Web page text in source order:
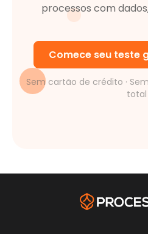
processos com
Comece seu teste
Sem cartão de crédito ·
total